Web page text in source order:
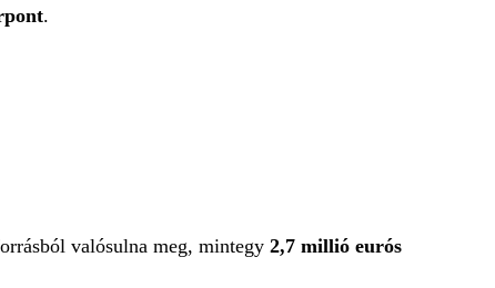
.
valósulna meg, mintegy 2,7 millió eurós